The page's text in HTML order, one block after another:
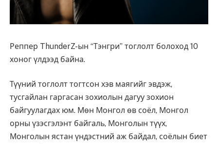
Реппер ThunderZ-ын “Тэнгри” тоглолт болоход 10
хоног үлдээд байна.
Түүний тоглолт тогтсон хэв маягийг эвдэж,
тусгайлан гаргасан зохиолын дагуу зохион
байгуулагдах юм. Мөн Монгол өв соёл, Монгол
орны үзэсгэлэнт байгаль, Монголын түүх,
Монголын ястан үндэстний аж байдал, соёлын биет